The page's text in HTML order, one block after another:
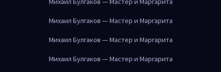
Михаил Булгаков — Мастер и Маргарита
Михаил Булгаков — Мастер и Маргарита
Михаил Булгаков — Мастер и Маргарита